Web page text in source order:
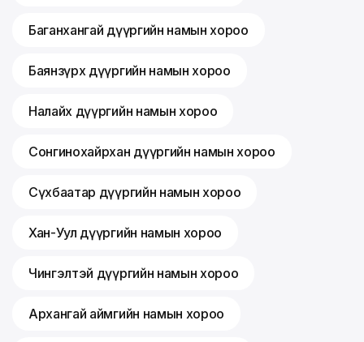
Баганхангай дүүргийн намын хороо
Баянзүрх дүүргийн намын хороо
Налайх дүүргийн намын хороо
Сонгинохайрхан дүүргийн намын хороо
Сүхбаатар дүүргийн намын хороо
Хан-Уул дүүргийн намын хороо
Чингэлтэй дүүргийн намын хороо
Архангай аймгийн намын хороо